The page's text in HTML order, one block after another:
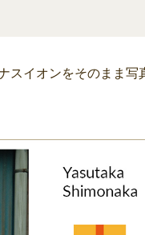
スイオンをそのまま写